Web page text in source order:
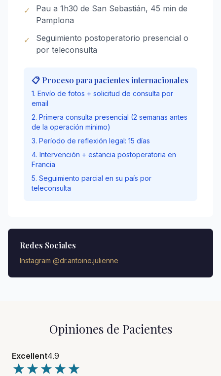
✓
Pau a 1h30 de San Sebastián, 45 min de
Pamplona
✓
Seguimiento postoperatorio presencial o
por teleconsulta
📋 Proceso para pacientes internacionales
1. Envío de fotos + solicitud de consulta por
email
2. Primera consulta presencial (2 semanas antes
de la operación mínimo)
3. Período de reflexión legal: 15 días
4. Intervención + estancia postoperatoria en
Francia
5. Seguimiento parcial en su país por
teleconsulta
Redes Sociales
Instagram @dr.antoine.julienne
Opiniones de Pacientes
Excellent4.9